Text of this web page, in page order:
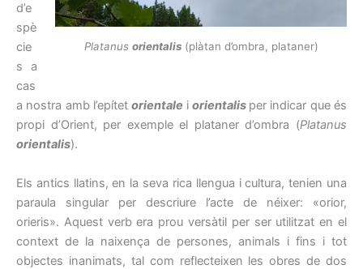
Platanus orientalis(plàtan d’ombra, plataner)
d’e
spè
cie
s a
cas
a nostra amb l’epítetorientale i orientalis per indicar que és
propi d’Orient, per exemple el plataner d’ombra (Platanus
orientalis).
Els antics llatins, en la seva rica llengua i cultura, tenien una
paraula singular per descriure l’acte de néixer: «orior,
orieris». Aquest verb era prou versàtil per ser utilitzat en el
context de la naixença de persones, animals i fins i tot
objectes inanimats, tal com reflecteixen les obres de dos